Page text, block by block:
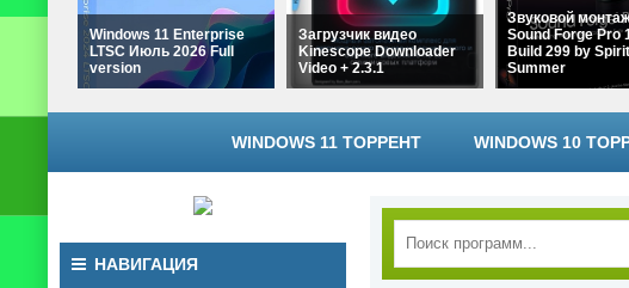
Windows 11 Enterprise
LTSC Июль 2026 Full
version
Загрузчик видео
Kinescope Downloader
Video + 2.3.1
Звуковой
Sound Forge Pro
Build 299 by Spirit
Summer
WINDOWS 11 ТОРРЕНТ WINDOWS 10
НАВИГАЦИЯ